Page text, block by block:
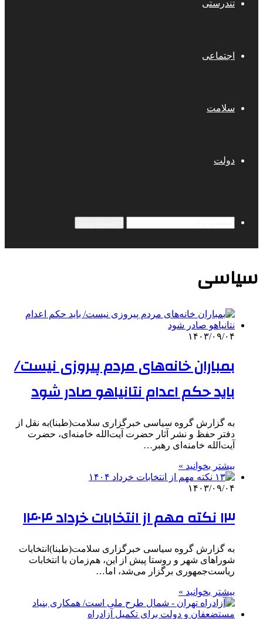
تندرستی
اجتماعی
سلامت
دولت
سیاسی
۱۴۰۳/۰۹/۰۴
بمباران خانه‌های مردم پیروزی نیست/
باید حکم اعدام نتانیاهو صادر شود
به گزارش گروه سیاسی خبرگزاری سلامت(طبنا)به نقل از
دفتر حفظ و نشر آثار حضرت آیت‌الله خامنه‌ای، حضرت
آیت‌الله خامنه‌ای رهبر…
بیشتر بخوانید »
۱۴۰۳/۰۹/۰۴
۱۳ نکته مهم از انتخابات خرداد ۱۴۰۴
به گزارش گروه سیاسی خبرگزاری سلامت(طبنا)انتخابات
شوراهای شهر و روستا پیش از این، هم‌زمان با انتخابات
ریاست‌جمهوری برگزار می‌شد، اما…
بیشتر بخوانید »